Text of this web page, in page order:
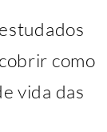
como
vida das